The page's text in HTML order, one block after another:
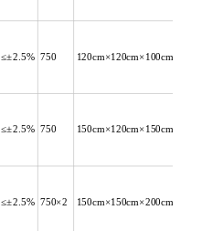
≤±2.5% 750 120cm×120cm×100cm
≤±2.5% 750 150cm×120cm×150cm
≤±2.5% 750×2 150cm×150cm×200cm